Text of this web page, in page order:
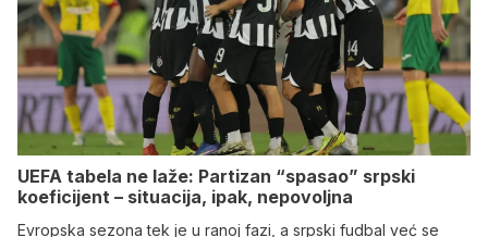
UEFA tabela ne laže: Partizan “spasao” srpski
koeficijent – situacija, ipak, nepovoljna
Evropska sezona tek je u ranoj fazi, a srpski fudbal već se